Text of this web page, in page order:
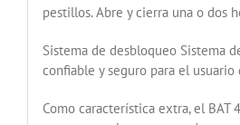
pestillos. Abre y cierra una o dos
Sistema de desbloqueo Sistema
confiable y seguro para el usuario
Como característica extra, el BAT